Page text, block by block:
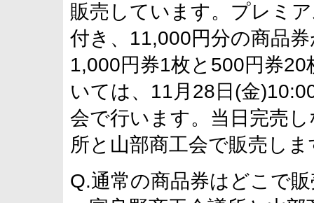
販売しています。プレミ
付き、11,000円分の商品
1,000円券1枚と500円券
いては、11月28日(金
会で行います。当日完売
所と山部商工会で販売しま
Q.通常の商品券はどこで